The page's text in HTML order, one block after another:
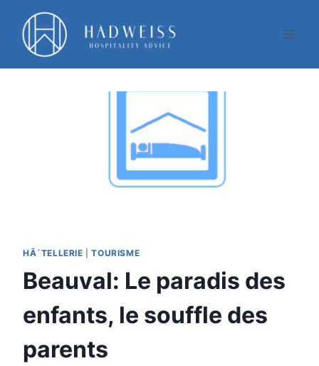
contenu
HÃ´TELLERIE |TOURISME
Beauval: Le paradis des
enfants, le souffle des
parents